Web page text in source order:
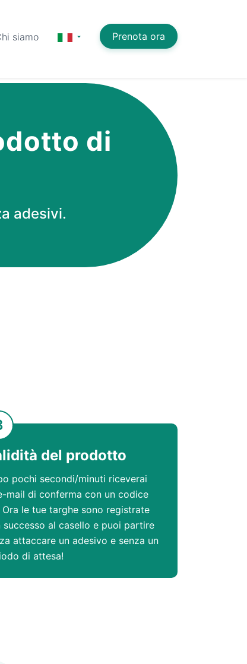
Prenota ora
siamo
di
adesivi.
del prodotto
pochi secondi/minuti riceverai
mail di conferma con un codice
Ora le tue targhe sono registrate
successo al casello e puoi partire
attaccare un adesivo e senza un
di attesa!